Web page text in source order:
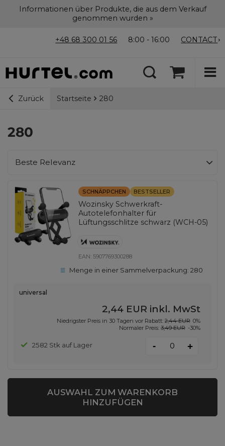
Informationen über Produkte, die aus dem Verkauf
genommen wurden »
+48 68 300 01 56 8:00 - 16:00 CONTACT
Zurück Startseite 280
280
Sortierung ändern
Beste Relevanz
SCHNÄPPCHEN BESTSELLER
Wozinsky Schwerkraft-
Autotelefonhalter für
Lüftungsschlitze schwarz (WCH-05)
EAN: 5907769300288
Menge in einer Sammelverpackung:280
universal
2,44 EUR inkl. MwSt
Niedrigster Preis in 30 Tagen vor Rabatt: 2,44 EUR 0%
Normaler Preis: 3,49 EUR -30%
2582 Stk auf Lager - +
AUSWAHL ZUM WARENKORB
HINZUFÜGEN